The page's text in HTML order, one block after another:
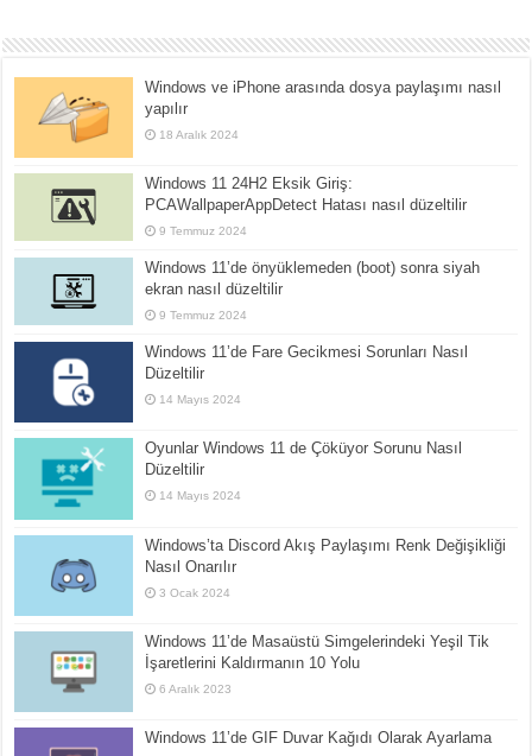
Windows ve iPhone arasında dosya paylaşımı nasıl
yapılır
18 Aralık 2024
Windows 11 24H2 Eksik Giriş:
PCAWallpaperAppDetect Hatası nasıl düzeltilir
9 Temmuz 2024
Windows 11’de önyüklemeden (boot) sonra siyah
ekran nasıl düzeltilir
9 Temmuz 2024
Windows 11’de Fare Gecikmesi Sorunları Nasıl
Düzeltilir
14 Mayıs 2024
Oyunlar Windows 11 de Çöküyor Sorunu Nasıl
Düzeltilir
14 Mayıs 2024
Windows’ta Discord Akış Paylaşımı Renk Değişikliği
Nasıl Onarılır
3 Ocak 2024
Windows 11’de Masaüstü Simgelerindeki Yeşil Tik
İşaretlerini Kaldırmanın 10 Yolu
6 Aralık 2023
Windows 11’de GIF Duvar Kağıdı Olarak Ayarlama